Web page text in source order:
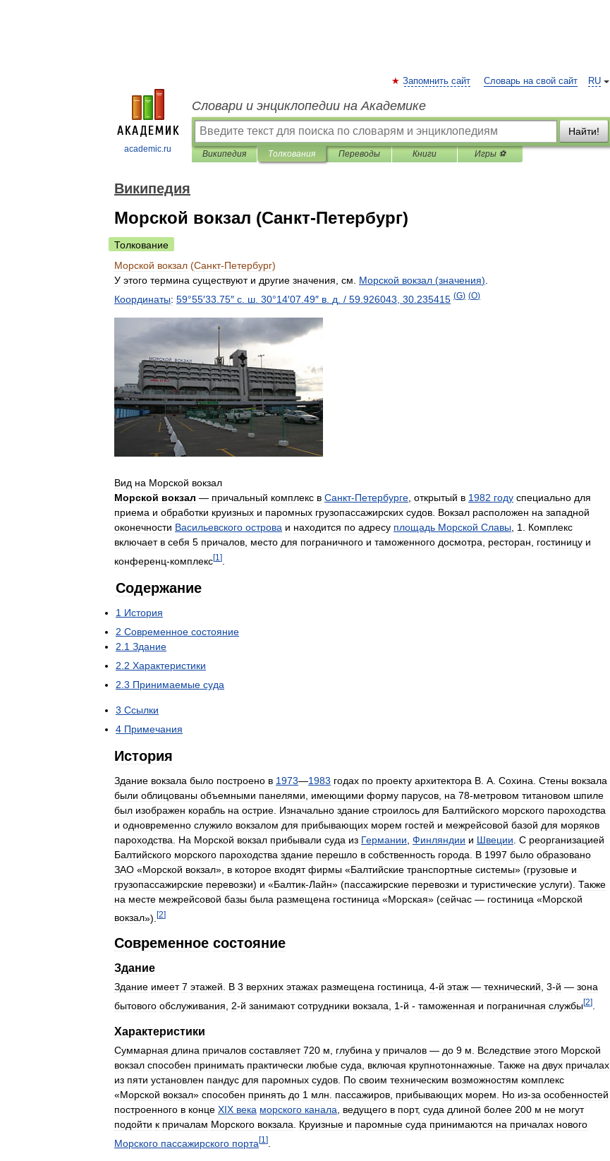
academic.ru
RU
Запомнить сайт Словарь на свой сайт
Словари и энциклопедии на Академике
Найти!
Википедия Толкования Переводы Книги Игры ⚽
Википедия
Морской вокзал (Санкт-Петербург)
Толкование
Морской вокзал (Санкт-Петербург)
У этого термина существуют и другие значения см Морской вокзал (значения)
Координаты: 59°55′33 75″ с ш 30°14′07 49″ в д / 59 926043 30 235415 (G) (O)
Вид на Морской вокзал
Морской вокзал — причальный комплекс в Санкт-Петербурге открытый в 1982 году специально для
приема и обработки круизных и паромных грузопассажирских судов Вокзал расположен на западной
оконечности Васильевского острова и находится по адресу площадь Морской Славы 1
Комплекс
включает в себя 5 причалов место для пограничного и таможенного досмотра ресторан гостиницу и
конференц-комплекс[1 ]
Содержание
1 История
2 Современное состояние
2 1 Здание
2 2 Характеристики
2 3 Принимаемые суда
3 Ссылки
4 Примечания
История
Здание вокзала было построено в 1973—1983 годах по проекту архитектора В А Сохина Стены вокзала
были облицованы объемными панелями имеющими форму парусов на 78-метровом титановом шпиле
был изображен корабль на острие Изначально здание строилось для Балтийского морского пароходства
и одновременно служило вокзалом для прибывающих морем гостей и межрейсовой базой для моряков
пароходства
На Морской вокзал прибывали суда из Германии Финляндии и Швеции С реорганизацией
Балтийского морского пароходства здание перешло в собственность города В 1997 было образовано
ЗАО «Морской вокзал», в которое входят фирмы «Балтийские транспортные системы» (грузовые и
грузопассажирские перевозки) и «Балтик-Лайн» (пассажирские перевозки и туристические услуги). Также
на месте межрейсовой базы была размещена гостиница «Морская» (сейчас — гостиница «Морской
вокзал»). [2]
Современное состояние
Здание
Здание имеет 7 этажей. В 3 верхних этажах размещена гостиница, 4-й этаж — технический, 3-й — зона
бытового обслуживания 2-й занимают сотрудники вокзала 1-й - таможенная и пограничная службы[2]
Характеристики
Суммарная длина причалов составляет 720 м глубина у причалов — до 9 м Вследствие этого Морской
вокзал способен принимать практически любые суда включая крупнотоннажные Также на двух причалах
из пяти установлен пандус для паромных судов По своим техническим возможностям комплекс
«Морской вокзал» способен принять до 1 млн пассажиров прибывающих морем Но из-за особенностей
построенного в конце XIX века морского канала ведущего в порт, суда длиной более 200 м не могут
подойти к причалам Морского вокзала Круизные и паромные суда принимаются на причалах нового
Морского пассажирского порта[1 ]